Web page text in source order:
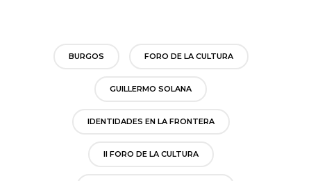
BURGOS FORO DE LA CULTURA
GUILLERMO SOLANA
IDENTIDADES EN LA FRONTERA
II FORO DE LA CULTURA